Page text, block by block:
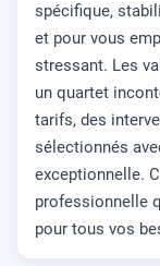
spécifique,
et pour vous
stressant. Les
un quartet
tarifs, des
sélectionnés
exceptionnelle.
professionnelle
pour tous vos